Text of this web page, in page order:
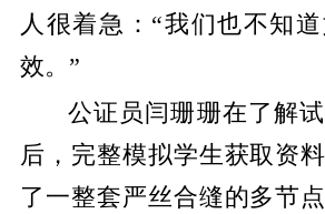
人很着急：“我们也不知
效。”
公证员闫珊珊在了解
后，完整模拟学生获取资
了一整套严丝合缝的多节